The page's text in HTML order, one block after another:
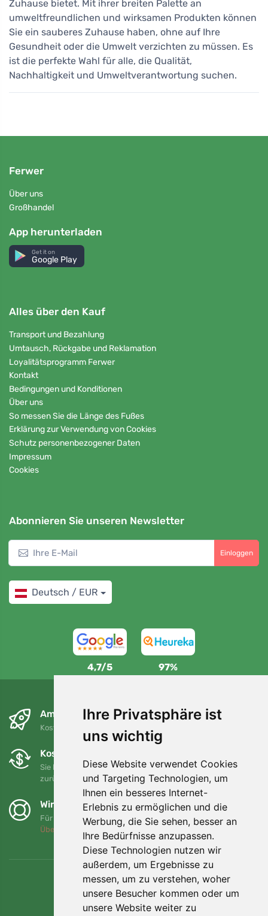
Ihre Privatsphäre ist
uns wichtig
Diese Website verwendet Cookies
und Targeting Technologien, um
Ihnen ein besseres Internet-
Erlebnis zu ermöglichen und die
Werbung, die Sie sehen, besser an
Ihre Bedürfnisse anzupassen.
Diese Technologien nutzen wir
außerdem, um Ergebnisse zu
messen, um zu verstehen, woher
unsere Besucher kommen oder um
unsere Website weiter zu
Zuhause bietet. Mit ihrer breiten Palette an
umweltfreundlichen und wirksamen Produkten können
Sie ein sauberes Zuhause haben, ohne auf Ihre
Gesundheit oder die Umwelt verzichten zu müssen. Es
ist die perfekte Wahl für alle, die Qualität,
Nachhaltigkeit und Umweltverantwortung suchen.
Ferwer
Über uns
Großhandel
App herunterladen
Get it on
Google Play
Alles über den Kauf
Transport und Bezahlung
Umtausch, Rückgabe und Reklamation
Loyalitätsprogramm Ferwer
Kontakt
Bedingungen und Konditionen
Über uns
So messen Sie die Länge des Fußes
Erklärung zur Verwendung von Cookies
Schutz personenbezogener Daten
Impressum
Cookies
Abonnieren Sie unseren Newsletter
Einloggen
Deutsch / EUR
4,7/5 97%
Am nächsten Tag und kostenlos
Kostenloser Versand für Bestellungen über 80 EUR
Kostenloser Umtausch und Rückgabe
Sie können Ihre Bestellung jederzeit innerhalb von 90 Tagen
zurückgeben oder umtauschen.
Wir unterstützen Trees.org
Für jede Bestellung pflanzen wir einen Baum! Mehr lesen
Über uns